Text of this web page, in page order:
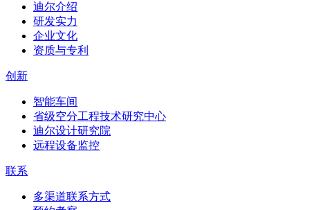
迪尔介绍
研发实力
企业文化
资质与专利
创新
智能车间
省级空分工程技术研究中心
迪尔设计研究院
远程设备监控
联系
多渠道联系方式